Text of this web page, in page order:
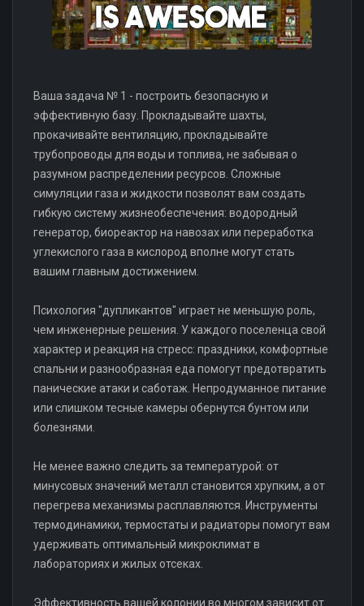
Ваша задача № 1 - построить безопасную и
эффективную базу. Прокладывайте шахты,
прокачивайте вентиляцию, прокладывайте
трубопроводы для воды и топлива, не забывая о
разумном распределении ресурсов. Сложные
симуляции газа и жидкости позволят вам создать
гибкую систему жизнеобеспечения: водородный
генератор, биореактор на навозах или переработка
углекислого газа в кислород вполне могут стать
вашим главным достижением.
Психология "дупликантов" играет не меньшую роль,
чем инженерные решения. У каждого поселенца свой
характер и реакция на стресс: праздники, комфортные
спальни и разнообразная еда помогут предотвратить
панические атаки и саботаж. Непродуманное питание
или слишком тесные камеры обернутся бунтом или
болезнями.
Не менее важно следить за температурой: от
минусовых значений металл становится хрупким, а от
перегрева механизмы расплавляются. Инструменты
термодинамики, термостаты и радиаторы помогут вам
удерживать оптимальный микроклимат в
лабораториях и жилых отсеках.
Эффективность вашей колонии во многом зависит от